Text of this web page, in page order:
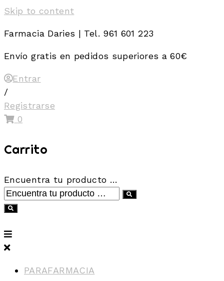
Skip to content
Farmacia Daries | Tel. 961 601 223
Envío gratis en pedidos superiores a 60€
Entrar
/
Registrarse
0
Carrito
Encuentra tu producto …
PARAFARMACIA